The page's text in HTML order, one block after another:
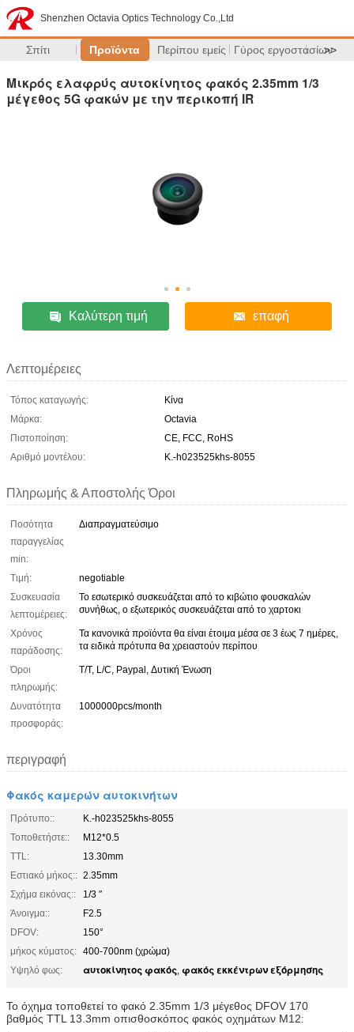
Shenzhen Octavia Optics Technology Co.,Ltd
Σπίτι Προϊόντα Περίπου εμείς Γύρος εργοστασίων
>>
Μικρός ελαφρύς αυτοκίνητος φακός 2.35mm 1/3
μέγεθος 5G φακών με την περικοπή IR
Καλύτερη τιμή επαφή
Λεπτομέρειες
Τόπος καταγωγής:
Κίνα
Μάρκα:
Octavia
Πιστοποίηση:
CE, FCC, RoHS
Αριθμό μοντέλου:
Κ.-h023525khs-8055
Πληρωμής & Αποστολής Όροι
Ποσότητα
παραγγελίας
min:
Διαπραγματεύσιμο
Τιμή:
negotiable
Συσκευασία
λεπτομέρειες:
Το εσωτερικό συσκευάζεται από το κιβώτιο φουσκαλών
συνήθως, ο εξωτερικός συσκευάζεται από το χαρτοκι
Χρόνος
παράδοσης:
Τα κανονικά προϊόντα θα είναι έτοιμα μέσα σε 3 έως 7 ημέρες,
τα ειδικά πρότυπα θα χρειαστούν περίπου
Όροι
πληρωμής:
T/T, L/C, Paypal, Δυτική Ένωση
Δυνατότητα
προσφοράς:
1000000pcs/month
περιγραφή
Φακός καμερών αυτοκινήτων
Πρότυπο::
Κ.-h023525khs-8055
Τοποθετήστε::
M12*0.5
TTL:
13.30mm
Εστιακό μήκος:: 2.35mm
Σχήμα εικόνας::
1/3 ″
Άνοιγμα::
F2.5
DFOV:
150°
μήκος κύματος: 400-700nm (χρώμα)
Υψηλό φως:
αυτοκίνητος φακός, φακός εκκέντρων εξόρμησης
Το όχημα τοποθετεί το φακό 2.35mm 1/3 μέγεθος DFOV 170
βαθμός TTL 13.3mm οπισθοσκόπος φακός οχημάτων M12: